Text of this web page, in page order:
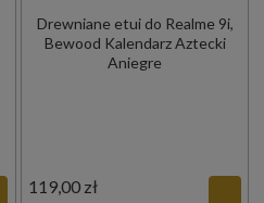
Drewniane etui do Realme 9i,
Bewood Kalendarz Aztecki
Aniegre
119,00 zł